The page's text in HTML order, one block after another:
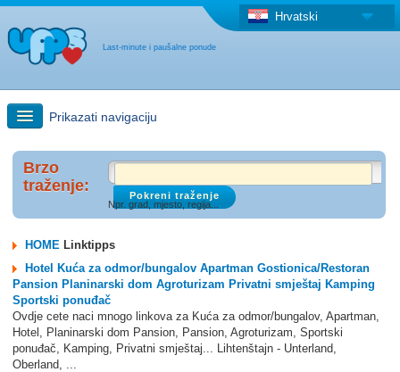
Last-minute i paušalne ponude
Hrvatski
Prikazati navigaciju
Brzo traženje
Putovanja: Pretraga na zemljovidu
"Last Minute"ponuda + Paušalna ponuda
Druga država
Brzo
traženje:
Npr. grad, mjesto, regija...
HOME Linktipps
Hotel Kuća za odmor/bungalov Apartman Gostionica/Restoran
Pansion Planinarski dom Agroturizam Privatni smještaj Kamping
Sportski ponuđač
Ovdje cete naci mnogo linkova za Kuća za odmor/bungalov, Apartman,
Hotel, Planinarski dom Pansion, Pansion, Agroturizam, Sportski
ponuđač, Kamping, Privatni smještaj... Lihtenštajn - Unterland,
Oberland, ...